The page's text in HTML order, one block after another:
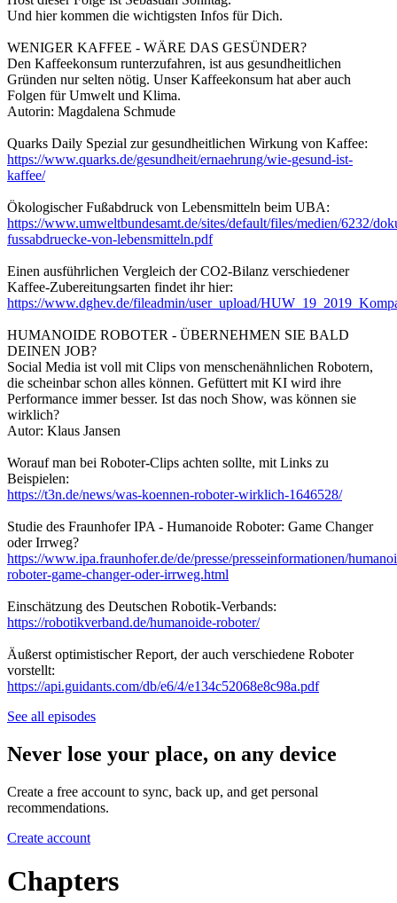
Und hier kommen die wichtigsten Infos für Dich.
WENIGER KAFFEE - WÄRE DAS GESÜNDER?
Den Kaffeekonsum runterzufahren, ist aus gesundheitlichen
Gründen nur selten nötig. Unser Kaffeekonsum hat aber auch
Folgen für Umwelt und Klima.
Autorin: Magdalena Schmude
Quarks Daily Spezial zur gesundheitlichen Wirkung von Kaffee:
https://www.quarks.de/gesundheit/ernaehrung/wie-gesund-ist-
kaffee/
Ökologischer Fußabdruck von Lebensmitteln beim UBA:
https://www.umweltbundesamt.de/sites/default/files/medien/6232/
fussabdruecke-von-lebensmitteln.pdf
Einen ausführlichen Vergleich der CO2-Bilanz verschiedener
Kaffee-Zubereitungsarten findet ihr hier:
https://www.dghev.de/fileadmin/user_upload/
HUMANOIDE ROBOTER - ÜBERNEHMEN SIE BALD
DEINEN JOB?
Social Media ist voll mit Clips von menschenähnlichen Robotern,
die scheinbar schon alles können. Gefüttert mit KI wird ihre
Performance immer besser. Ist das noch Show, was können sie
wirklich?
Autor: Klaus Jansen
Worauf man bei Roboter-Clips achten sollte, mit Links zu
Beispielen:
https://t3n.de/news/was-koennen-roboter-wirklich-1646528/
Studie des Fraunhofer IPA - Humanoide Roboter: Game Changer
oder Irrweg?
https://www.ipa.fraunhofer.de/de/presse/presseinformationen/
roboter-game-changer-oder-irrweg.html
Einschätzung des Deutschen Robotik-Verbands:
https://robotikverband.de/humanoide-roboter/
Äußerst optimistischer Report, der auch verschiedene Roboter
vorstellt:
https://api.guidants.com/db/e6/4/e134c52068e8c98a.pdf
See all episodes
Never lose your place, on any device
Create a free account to sync, back up, and get personal
recommendations.
Create account
Chapters